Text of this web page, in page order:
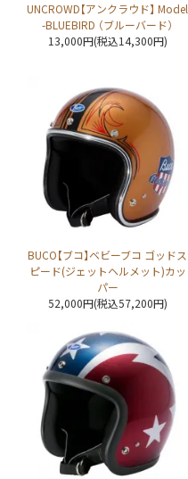
UNCROWD【アンクラウド】 Model
-BLUEBIRD （ブルーバード）
13,000円(税込14,300円)
BUCO【ブコ】ベビーブコ ゴッドス
ピード(ジェットヘルメット)カッ
パー
52,000円(税込57,200円)